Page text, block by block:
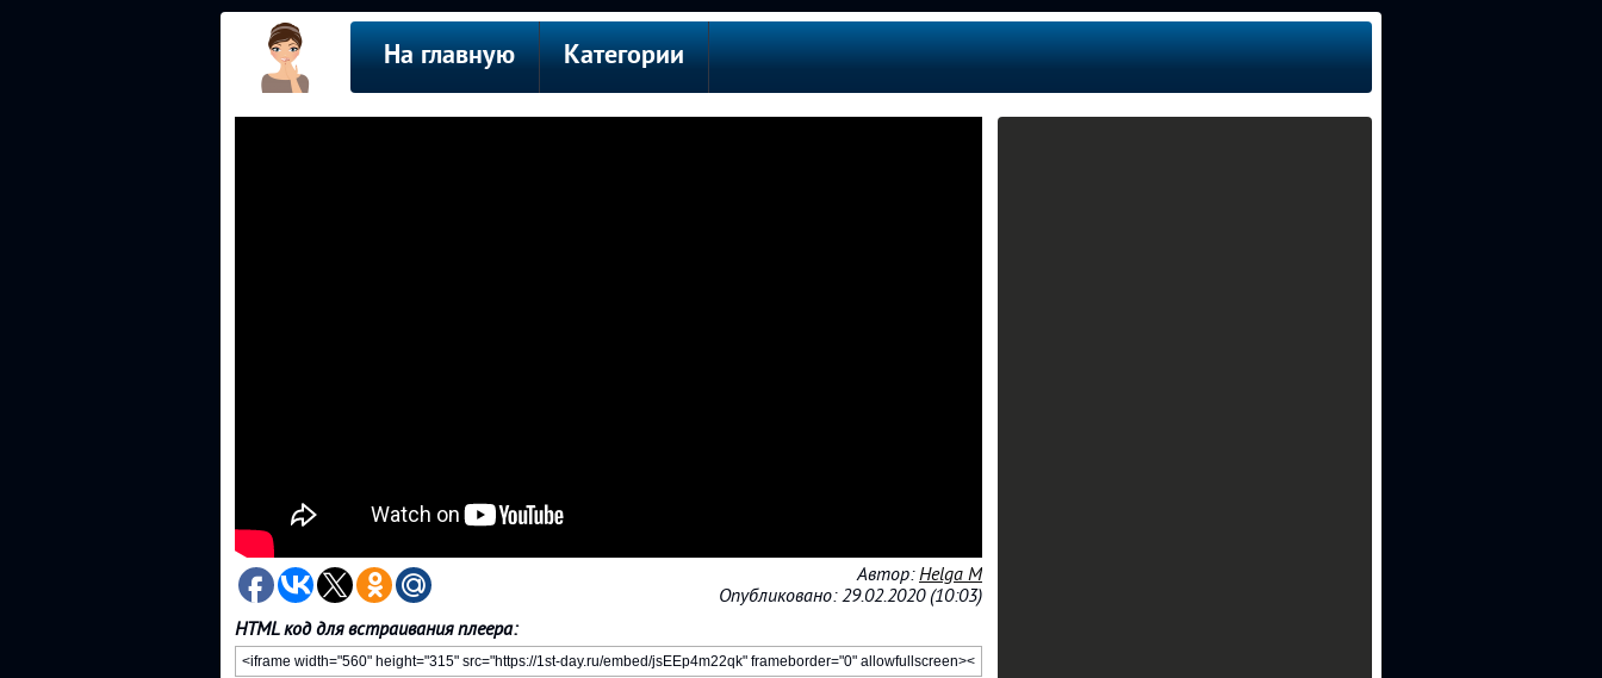
На главную Категории
Автор:Helga M
Опубликовано: 29.02.2020 (10:03)
HTML код для встраивания плеера: